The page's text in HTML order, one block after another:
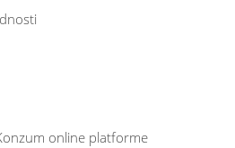
online platforme